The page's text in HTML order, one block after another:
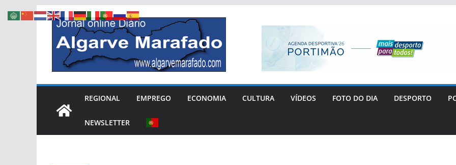
Skip
content
REGIONAL EMPREGO ECONOMIA CULTURA VÍDEOS FOTO DO DIA DESPORTO
NEWSLETTER